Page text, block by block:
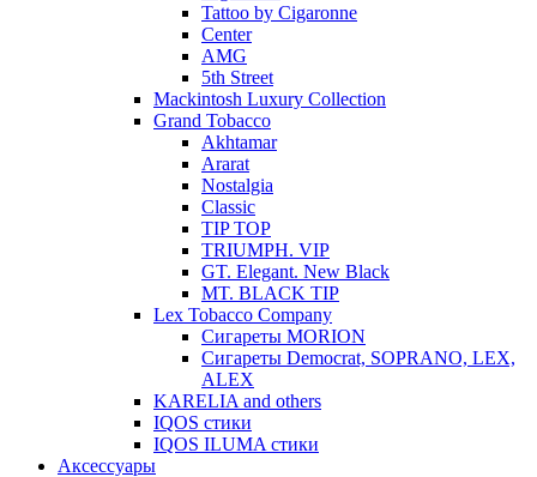
Tattoo by Cigaronne
Center
AMG
5th Street
Mackintosh Luxury Collection
Grand Tobacco
Akhtamar
Ararat
Nostalgia
Classic
TIP TOP
TRIUMPH. VIP
GT. Elegant. New Black
MT. BLACK TIP
Lex Tobacco Company
Сигареты MORION
Сигареты Democrat, SOPRANO, LEX,
ALEX
KARELIA and others
IQOS стики
IQOS ILUMA стики
Аксессуары